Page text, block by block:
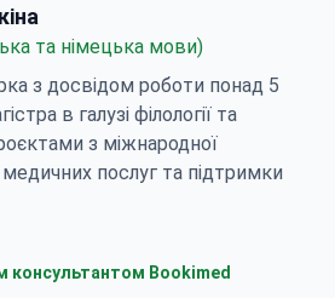
та німецька мови)
з досвідом роботи понад 5
в галузі філології та
з міжнародної
медичних послуг та підтримки
Facebook
консультантом Bookimed